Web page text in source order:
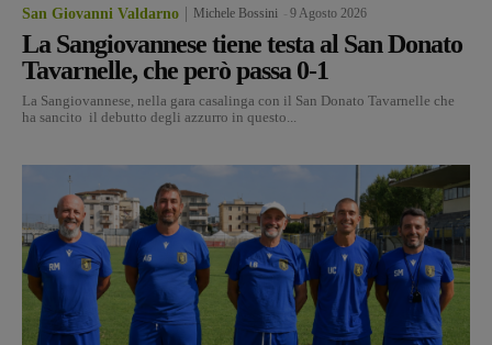
San Giovanni Valdarno Michele Bossini 9 Agosto 2026
La Sangiovannese tiene testa al San Donato
Tavarnelle, che però passa 0-1
La Sangiovannese, nella gara casalinga con il San Donato Tavarnelle che
ha sancito il debutto degli azzurro in questo...